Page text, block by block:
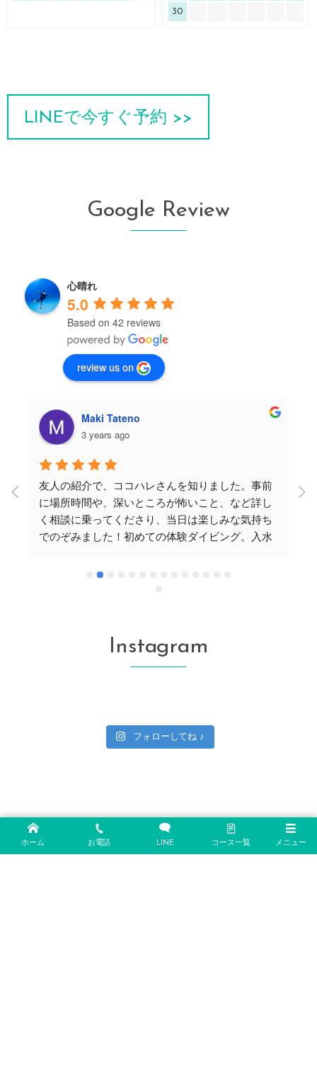
30
LINEで今すぐ予約 >>
Google Review
心晴れ
5.0
Based on 42 reviews
review us on
Maki Tateno
3 years ago
友人の紹介で、ココハレさんを知りました。事前
に場所時間や、深いところが怖いこと、など詳し
く相談に乗ってくださり、当日は楽しみな気持ち
でのぞみました！初めての体験ダイビング。入水
ざ、海中へ。最初は不安でしたが、手を引いてい
たくさん見れました。お2人のインストラクターさ
んは、とても気さくで、ここでお願いできて、本
当よかったと思います！また行きたいです！
Instagram
フォローしてね ♪
メニュー
ホーム お電話 LINE コース一覧